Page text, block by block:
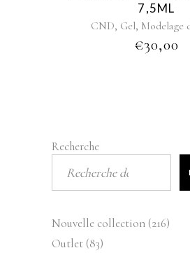
7,5ML
CND, Gel, Modelage
€30,00
Recherche
Nouvelle collection 216216
Outlet 8383